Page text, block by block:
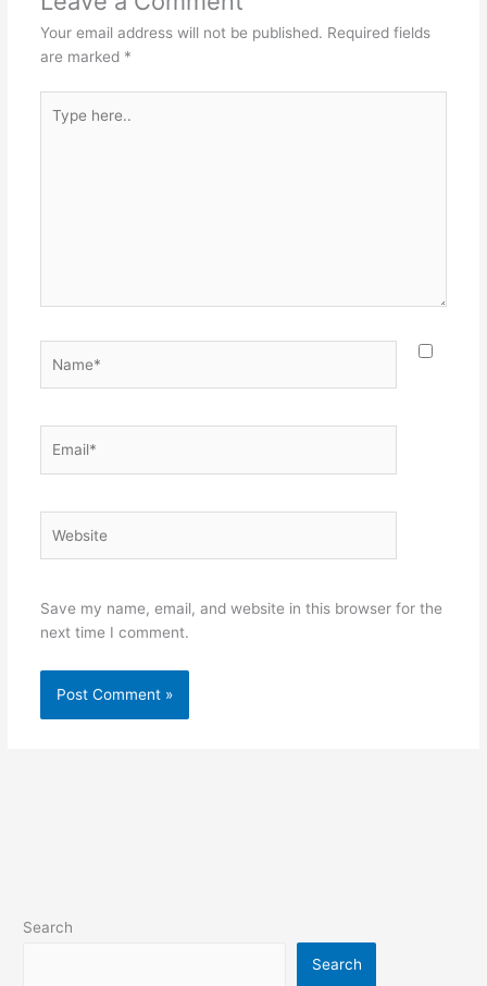
Your email address will not be published. Required fields
are marked *
here..
Save my name, email, and website in this browser for the
next time I comment.
Search
Search